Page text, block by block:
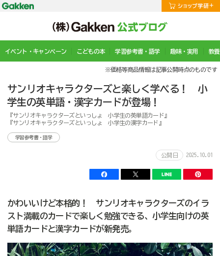
イベント・キャンペーン こどもの本 学習参考書・語学 趣味・実用 教
※価格等商品情報は記事公開時点のものです
サンリオキャラクターズと楽しく学べる！ 小
学生の英単語・漢字カードが登場！
『サンリオキャラクターズといっしょ 小学生の英単語カード』
『サンリオキャラクターズといっしょ 小学生の漢字カード』
学習参考書・語学
公開日 2025.10.01
かわいいけど本格的！ サンリオキャラクターズのイラ
スト満載のカードで楽しく勉強できる、小学生向けの英
単語カードと漢字カードが新発売。